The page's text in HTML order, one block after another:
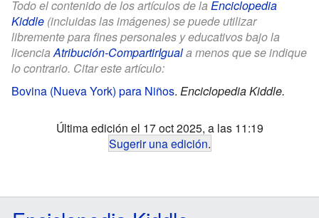
Todo el contenido de los artículos de la Enciclopedia
Kiddle (incluidas las imágenes) se puede utilizar
libremente para fines personales y educativos bajo la
licenciaAtribución-CompartirIguala menos que se indique
lo contrario. Citar este artículo:
Bovina (Nueva York) para Niños. Enciclopedia Kiddle.
Última edición el 17 oct 2025, a las 11:19
Sugerir una edición.